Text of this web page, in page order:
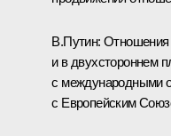
В.Путин:
и в двухстороннем
с международными
с Европейским